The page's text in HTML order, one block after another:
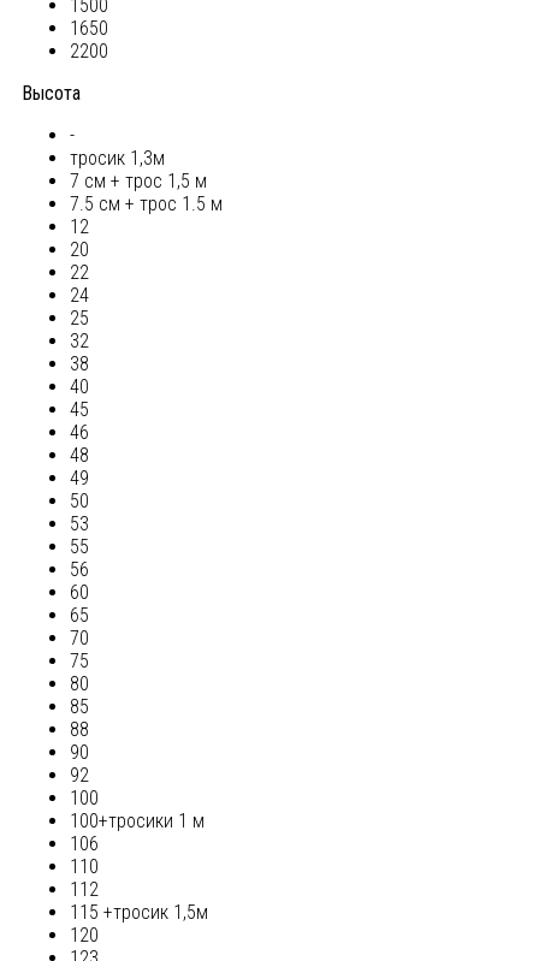
1500
1650
2200
Высота
-
тросик 1,3м
7 см + трос 1,5 м
7.5 см + трос 1.5 м
12
20
22
24
25
32
38
40
45
46
48
49
50
53
55
56
60
65
70
75
80
85
88
90
92
100
100+тросики 1 м
106
110
112
115 +тросик 1,5м
120